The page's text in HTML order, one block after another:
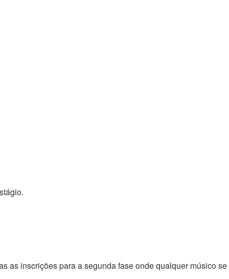
as inscrições para a segunda fase onde qualquer músico se